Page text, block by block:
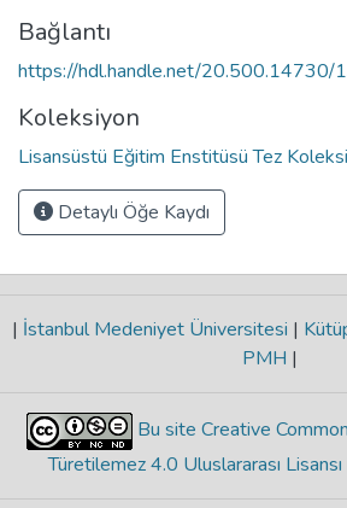
Bağlantı
https://hdl.handle.net/20.500.14730/
Koleksiyon
Lisansüstü Eğitim Enstitüsü Tez
Detaylı Öğe Kaydı
| İstanbul Medeniyet Üniversitesi |
PMH |
Bu site Creative
Türetilemez 4.0 Uluslararası